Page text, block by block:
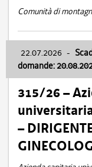
Comunità di
22.07.2026 -
domande:
315/26 –
–